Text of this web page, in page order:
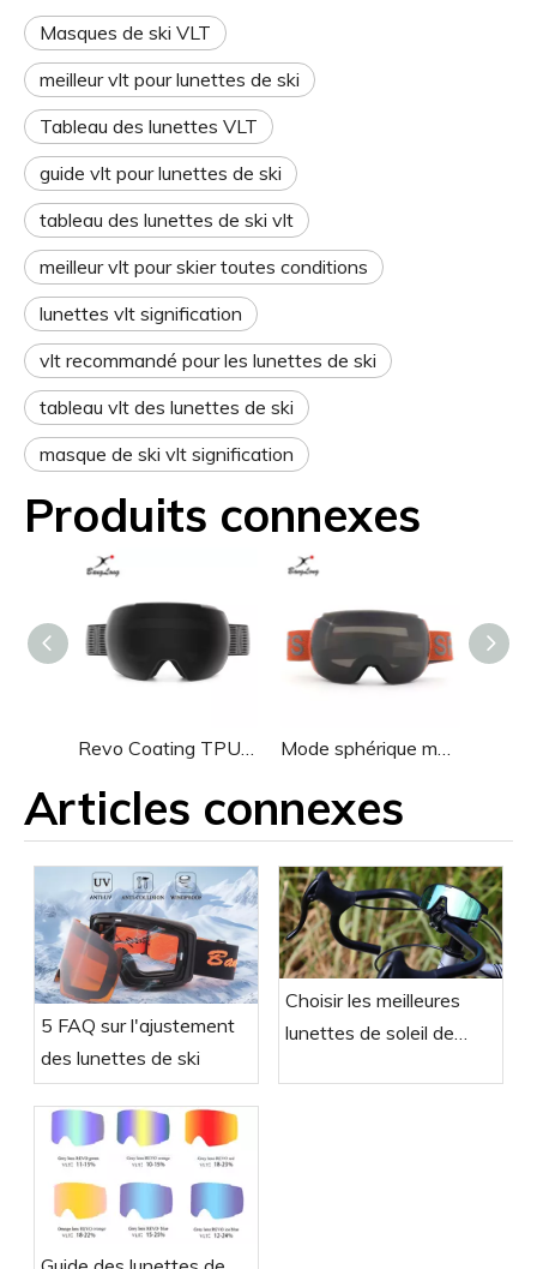
Masques de ski VLT
meilleur vlt pour lunettes de ski
Tableau des lunettes VLT
guide vlt pour lunettes de ski
tableau des lunettes de ski vlt
meilleur vlt pour skier toutes conditions
lunettes vlt signification
vlt recommandé pour les lunettes de ski
tableau vlt des lunettes de ski
masque de ski vlt signification
Produits connexes
Revo Coating TPU lunettes de ski professionnelles sphériques Mode sphérique magnétique pour lunettes de ski de snowboard
Articles connexes
5 FAQ sur l'ajustement
des lunettes de ski
Choisir les meilleures
lunettes de soleil de